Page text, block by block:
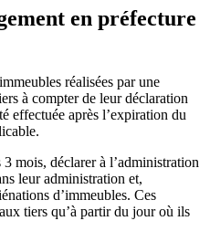
en préfecture
réalisées par une
à compter de leur déclaration
effectuée après l’expiration du
mois, déclarer à l’administration
leur administration et,
d’immeubles. Ces
tiers qu’à partir du jour où ils